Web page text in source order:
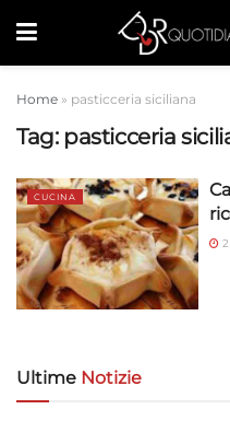
Home » pasticceria siciliana
Tag: pasticceria
CUCINA
Ultime Notizie